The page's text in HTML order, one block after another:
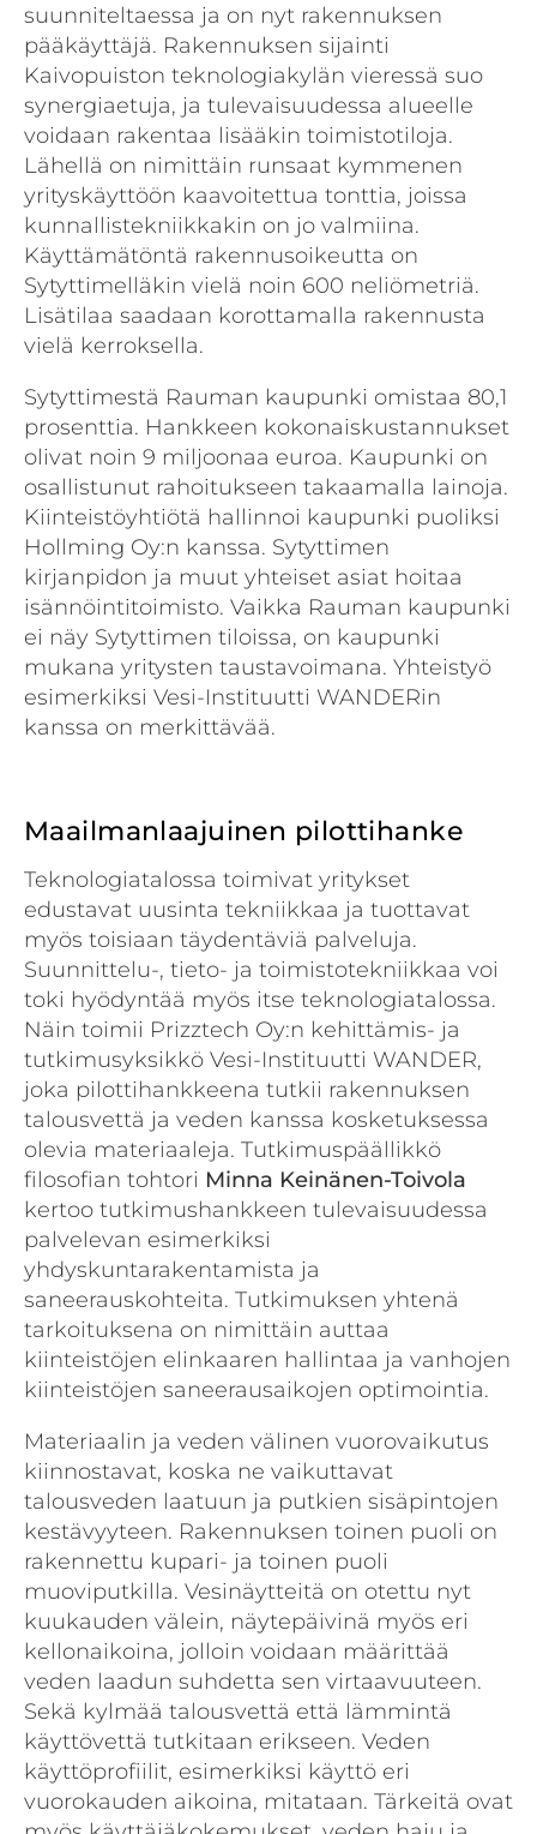
suunniteltaessa ja on nyt rakennuksen
pääkäyttäjä. Rakennuksen sijainti
Kaivopuiston teknologiakylän vieressä suo
synergiaetuja, ja tulevaisuudessa alueelle
voidaan rakentaa lisääkin toimistotiloja.
Lähellä on nimittäin runsaat kymmenen
yrityskäyttöön kaavoitettua tonttia, joissa
kunnallistekniikkakin on jo valmiina.
Käyttämätöntä rakennusoikeutta on
Sytyttimelläkin vielä noin 600 neliömetriä.
Lisätilaa saadaan korottamalla rakennusta
vielä kerroksella.
Sytyttimestä Rauman kaupunki omistaa 80,1
prosenttia. Hankkeen kokonaiskustannukset
olivat noin 9 miljoonaa euroa. Kaupunki on
osallistunut rahoitukseen takaamalla lainoja.
Kiinteistöyhtiötä hallinnoi kaupunki puoliksi
Hollming Oy:n kanssa. Sytyttimen
kirjanpidon ja muut yhteiset asiat hoitaa
isännöintitoimisto. Vaikka Rauman kaupunki
ei näy Sytyttimen tiloissa, on kaupunki
mukana yritysten taustavoimana. Yhteistyö
esimerkiksi Vesi-Instituutti WANDERin
kanssa on merkittävää.
Maailmanlaajuinen pilottihanke
Teknologiatalossa toimivat yritykset
edustavat uusinta tekniikkaa ja tuottavat
myös toisiaan täydentäviä palveluja.
Suunnittelu-, tieto- ja toimistotekniikkaa voi
toki hyödyntää myös itse teknologiatalossa.
Näin toimii Prizztech Oy:n kehittämis- ja
tutkimusyksikkö Vesi-Instituutti WANDER,
joka pilottihankkeena tutkii rakennuksen
talousvettä ja veden kanssa kosketuksessa
olevia materiaaleja. Tutkimuspäällikkö
filosofian tohtori Minna Keinänen-Toivola
kertoo tutkimushankkeen tulevaisuudessa
palvelevan esimerkiksi
yhdyskuntarakentamista ja
saneerauskohteita. Tutkimuksen yhtenä
tarkoituksena on nimittäin auttaa
kiinteistöjen elinkaaren hallintaa ja vanhojen
kiinteistöjen saneerausaikojen optimointia.
Materiaalin ja veden välinen vuorovaikutus
kiinnostavat, koska ne vaikuttavat
talousveden laatuun ja putkien sisäpintojen
kestävyyteen. Rakennuksen toinen puoli on
rakennettu kupari- ja toinen puoli
muoviputkilla. Vesinäytteitä on otettu nyt
kuukauden välein, näytepäivinä myös eri
kellonaikoina, jolloin voidaan määrittää
veden laadun suhdetta sen virtaavuuteen.
Sekä kylmää talousvettä että lämmintä
käyttövettä tutkitaan erikseen. Veden
käyttöprofiilit, esimerkiksi käyttö eri
vuorokauden aikoina, mitataan. Tärkeitä ovat